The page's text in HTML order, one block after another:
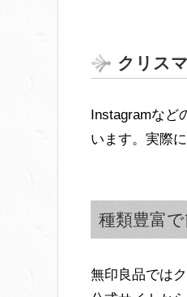
クリス
Instagramなど
います。実際
種類豊富
無印良品では